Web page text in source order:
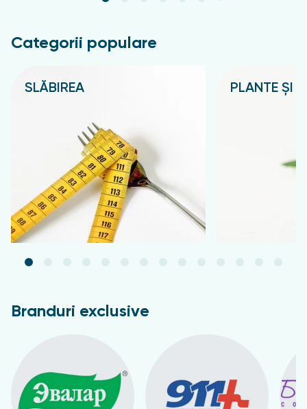
Categorii populare
SLĂBIREA PLANTE ȘI
Branduri exclusive